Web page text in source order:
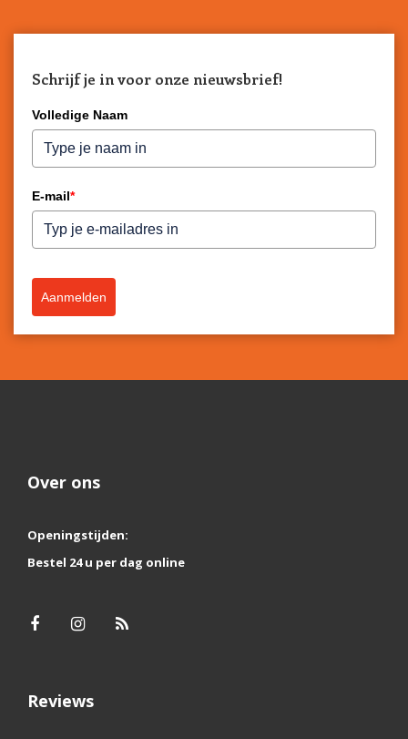
Schrijf je in voor onze nieuwsbrief!
Volledige Naam
E-mail*
Aanmelden
Over ons
Openingstijden:
Bestel 24 u per dag online
Reviews